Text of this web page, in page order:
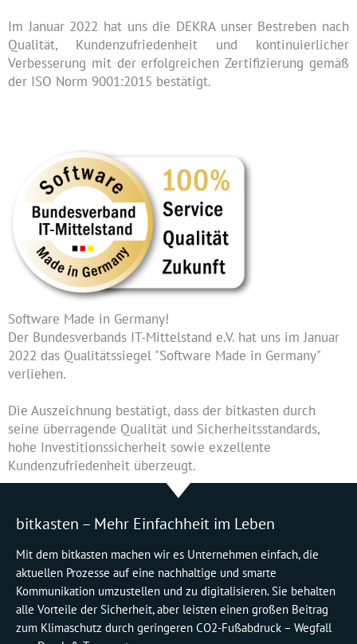
Im Januar 2022 hat uns die DEKRA unser Bestreben nach
Qualität, Kundenzufriedenheit und kontinuierlicher
Verbesserung mit der erfolgreichen Zertifizierung gemäß
der ISO Norm 9001:2015 bestätigt.
Software Made in Germany!
Der Bundesverbands IT-Mittelstand e.V. hat uns im Januar
2022 das Qualitätssiegel "Software Made in Germany"
verliehen.
Die Auszeichnung bestätigt, dass der bitkasten durch
seine überragende Qualität und Sicherheitsstandards,
hohe Investitionssicherheit sowie exzellente
Kundenzufriedenheit überzeugt.
bitkasten – Mehr Einfachheit im Leben
Mit dem bitkasten machen wir es Unternehmen einfach, die
aktuellen Prozesse auf eine nachhaltige und smarte
Kommunikation umzustellen und zu digitalisieren. Sie behalten
alle Vorteile der Sicherheit, aber leisten einen großen Beitrag
zum Klimaschutz durch geringeren CO2-Fußabdruck – Wegfall